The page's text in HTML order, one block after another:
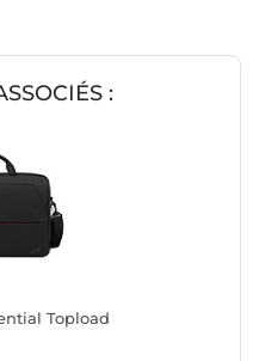
:
Topload